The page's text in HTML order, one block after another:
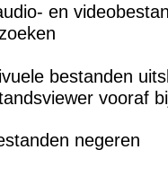
en
bestanden
vooraf
negeren